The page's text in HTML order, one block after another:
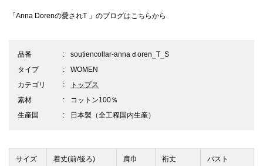
「Anna Dorenの愛されT 」のブログは こちらから
品番
soutiencollar-annaｄoren_T_S
タイプ
WOMEN
カテゴリ
トップス
素材
コットン100％
生産国
日本製（全工程国内生産）
サイズ 着丈(前/後ろ) 肩巾 裄丈 バスト